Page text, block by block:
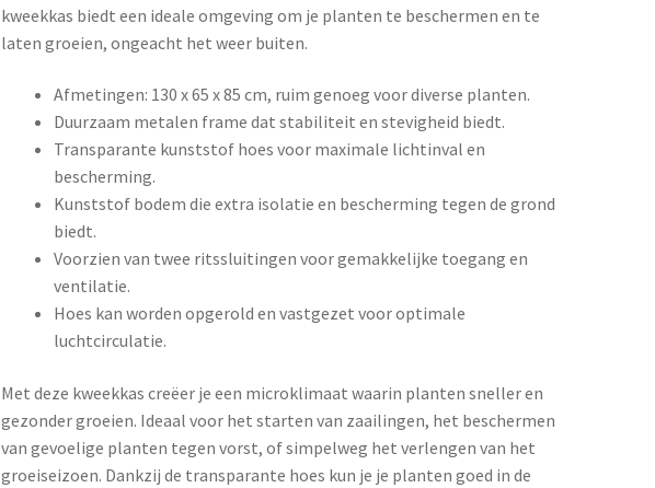
kweekkas biedt een ideale omgeving om je planten te beschermen en te
laten groeien, ongeacht het weer buiten.
Afmetingen: 130 x 65 x 85 cm, ruim genoeg voor diverse planten.
Duurzaam metalen frame dat stabiliteit en stevigheid biedt.
Transparante kunststof hoes voor maximale lichtinval en
bescherming.
Kunststof bodem die extra isolatie en bescherming tegen de grond
biedt.
Voorzien van twee ritssluitingen voor gemakkelijke toegang en
ventilatie.
Hoes kan worden opgerold en vastgezet voor optimale
luchtcirculatie.
Met deze kweekkas creëer je een microklimaat waarin planten sneller en
gezonder groeien. Ideaal voor het starten van zaailingen, het beschermen
van gevoelige planten tegen vorst, of simpelweg het verlengen van het
groeiseizoen. Dankzij de transparante hoes kun je je planten goed in de